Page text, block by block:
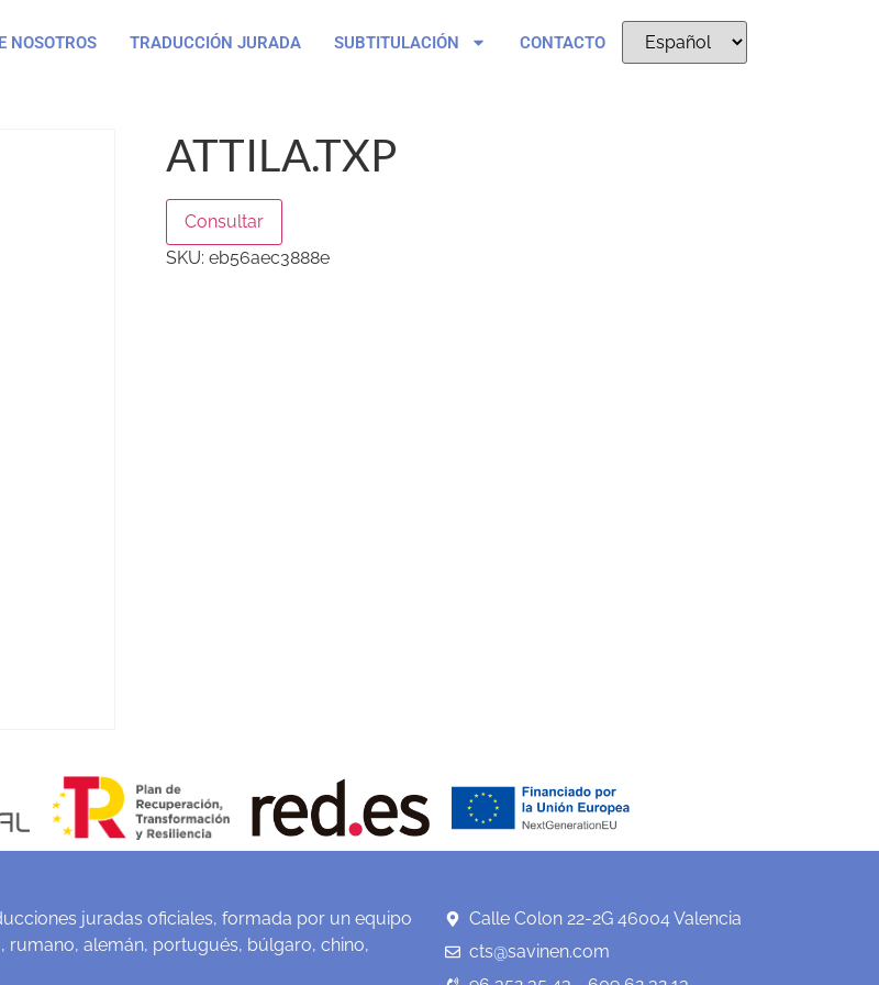
NOSOTROS TRADUCCIÓN JURADA SUBTITULACIÓN CONTACTO
ATTILA.TXP
Consultar
SKU: eb56aec3888e
juradas oficiales, formada por un equipo
alemán, portugués, búlgaro, chino,
Calle Colon 22-2G 46004 Valencia
cts@savinen.com